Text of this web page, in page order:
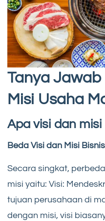
Tanya Jawab
Misi Usaha
Apa visi dan misi
Beda Visi dan Misi Bisnis
Secara singkat,
misi yaitu: Visi:
tujuan perusahaan di
dengan misi, visi